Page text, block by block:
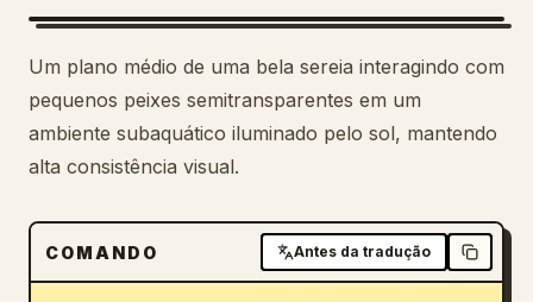
Prompts
Preços
Blog
Um plano médio de uma bela sereia interagindo com
pequenos peixes semitransparentes em um
ambiente subaquático iluminado pelo sol, mantendo
alta consistência visual.
COMANDO Antes da tradução